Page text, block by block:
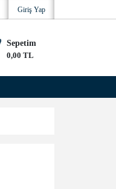
Giriş Yap
Sepetim
0,00 TL